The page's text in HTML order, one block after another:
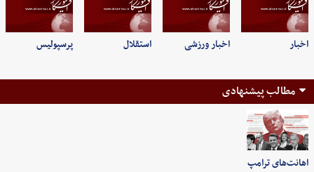
اخبار اخبار ورزشی استقلال پرسپولیس
مطالب پیشنهادی
اهانت‌های ترامپ